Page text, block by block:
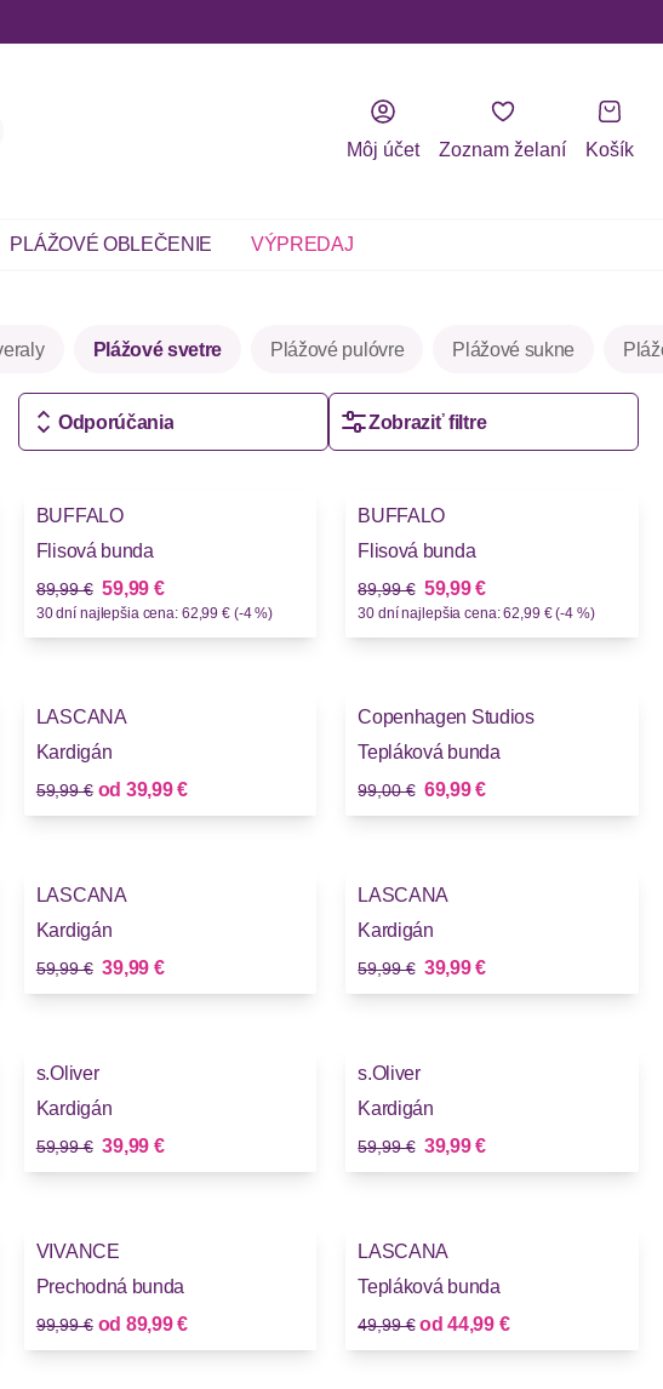
Môj účet Zoznam želaní Košík
PLÁŽOVÉ OBLEČENIE VÝPREDAJ
Plážové svetre Plážové pulóvre Plážové sukne
Odporúčania Zobraziť filtre
BUFFALO
Flisová bunda
Stará cena
89,99 € Nová cena
59,99 €
30 dní najlepšia cena: 62,99 € (-4 %)
BUFFALO
Flisová bunda
Stará cena
89,99 € Nová cena
59,99 €
30 dní najlepšia cena: 62,99 € (-4 %)
LASCANA
Kardigán
Stará cena
59,99 € od Nová cena
39,99 €
Copenhagen Studios
Tepláková bunda
Stará cena
99,00 € Nová cena
69,99 €
LASCANA
Kardigán
Stará cena
59,99 € Nová cena
39,99 €
LASCANA
Kardigán
Stará cena
59,99 € Nová cena
39,99 €
s.Oliver
Kardigán
Stará cena
59,99 € Nová cena
39,99 €
s.Oliver
Kardigán
Stará cena
59,99 € Nová cena
39,99 €
VIVANCE
Prechodná bunda
Stará cena
99,99 € od Nová cena
89,99 €
LASCANA
Tepláková bunda
Stará cena
49,99 € odNová cena
44,99 €